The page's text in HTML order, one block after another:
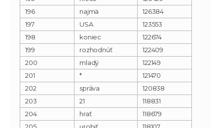
196
najmä
126384
197
USA
123553
198
koniec
122674
199
rozhodnúť
122409
200
mladý
122149
201
*
121470
202
správa
120838
203
21
118831
204
hrať
118679
205
urobiť
118107